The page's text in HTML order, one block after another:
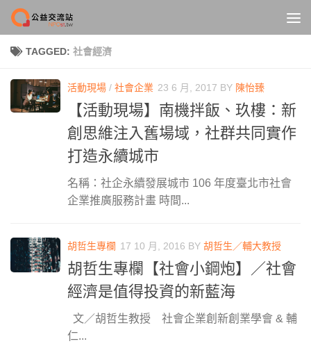
Skip to content
TAGGED: 社會經濟
活動現場 / 社會企業 23 6 月, 2017 BY 陳怡臻
【活動現場】南機拌飯、玖樓：新
創思維注入舊場域，社群共同實作
打造永續城市
名稱：社企永續發展城市 106 年度臺北市社會
企業推廣服務計畫 時間...
胡哲生專欄 17 10 月, 2016 BY 胡哲生／輔大教授
胡哲生專欄【社會小鋼炮】／社會
經濟是值得投資的新藍海
文／胡哲生教授 社會企業創新創業學會 & 輔
仁...